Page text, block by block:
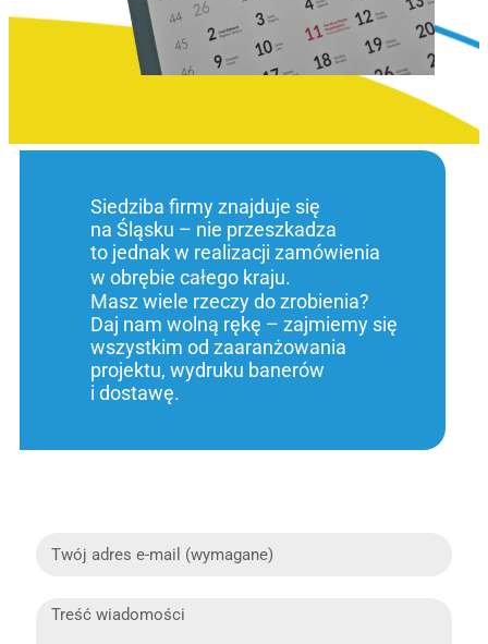
Siedziba firmy znajduje się
na Śląsku – nie przeszkadza
to jednak w realizacji zamówienia
w obrębie całego kraju.
Masz wiele rzeczy do zrobienia?
Daj nam wolną rękę – zajmiemy się
wszystkim od zaaranżowania
projektu, wydruku banerów
i dostawę.